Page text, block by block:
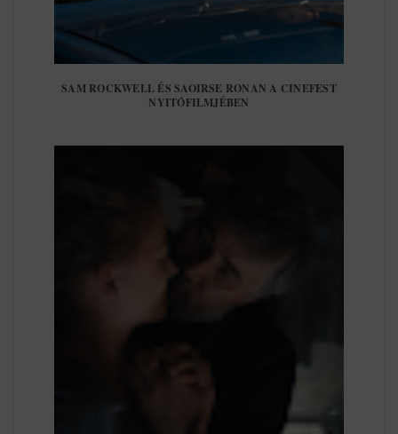
SAM ROCKWELL ÉS SAOIRSE RONAN A CINEFEST
NYITÓFILMJÉBEN